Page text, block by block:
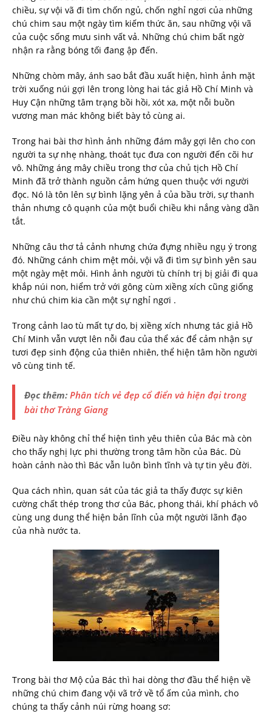
chiều, sự vội vã đi tìm chốn ngủ, chốn nghỉ ngơi của những
chú chim sau một ngày tìm kiếm thức ăn, sau những vội vã
của cuộc sống mưu sinh vất vả. Những chú chim bất ngờ
nhận ra rằng bóng tối đang ập đến.
Những chòm mây, ánh sao bắt đầu xuất hiện, hình ảnh mặt
trời xuống núi gợi lên trong lòng hai tác giả Hồ Chí Minh và
Huy Cận những tâm trạng bồi hồi, xót xa, một nỗi buồn
vương man mác không biết bày tỏ cùng ai.
Trong hai bài thơ hình ảnh những đám mây gợi lên cho con
người ta sự nhẹ nhàng, thoát tục đưa con người đến cõi hư
vô. Những áng mây chiều trong thơ của chủ tịch Hồ Chí
Minh đã trở thành nguồn cảm hứng quen thuộc với người
đọc. Nó là tôn lên sự bình lặng yên ả của bầu trời, sự thanh
thản nhưng cô quạnh của một buổi chiều khi nắng vàng dần
tắt.
Những câu thơ tả cảnh nhưng chứa đựng nhiều ngụ ý trong
đó. Những cánh chim mệt mỏi, vội vã đi tìm sự bình yên sau
một ngày mệt mỏi. Hình ảnh người tù chính trị bị giải đi qua
khắp núi non, hiểm trở với gông cùm xiềng xích cũng giống
như chú chim kia cần một sự nghỉ ngơi .
Trong cảnh lao tù mất tự do, bị xiềng xích nhưng tác giả Hồ
Chí Minh vẫn vượt lên nỗi đau của thể xác để cảm nhận sự
tươi đẹp sinh động của thiên nhiên, thể hiện tâm hồn người
vô cùng tinh tế.
Đọc thêm: Phân tích vẻ đẹp cổ điển và hiện đại trong
bài thơ Tràng Giang
Điều này không chỉ thể hiện tình yêu thiên của Bác mà còn
cho thấy nghị lực phi thường trong tâm hồn của Bác. Dù
hoàn cảnh nào thì Bác vẫn luôn bình tĩnh và tự tin yêu đời.
Qua cách nhìn, quan sát của tác giả ta thấy được sự kiên
cường chất thép trong thơ của Bác, phong thái, khí phách vô
cùng ung dung thể hiện bản lĩnh của một người lãnh đạo
của nhà nước ta.
Trong bài thơ Mộ của Bác thì hai dòng thơ đầu thể hiện về
những chú chim đang vội vã trở về tổ ấm của mình, cho
chúng ta thấy cảnh núi rừng hoang sơ: